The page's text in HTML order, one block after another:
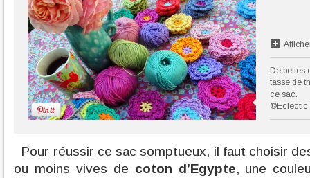
De belles
tasse de
ce sac.
©Eclectic
Pour réussir ce sac somptueux, il faut choisir
ou moins vives de coton d’Egypte, une